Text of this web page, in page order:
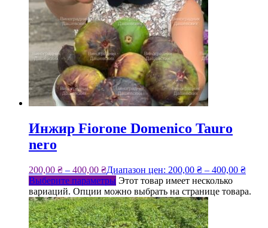
Инжир Fiorone Domenico Tauro
nero
200,00 ₴ – 400,00 ₴Диапазон цен: 200,00 ₴ – 400,00 ₴
Выберите параметры Этот товар имеет несколько
вариаций. Опции можно выбрать на странице товара.